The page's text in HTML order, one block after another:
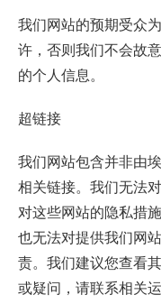
我们网站的预期受众
许，否则我们不会故
的个人信息。
超链接
我们网站包含并非由
相关链接。我们无法
对这些网站的隐私措
也无法对提供我们网
责。我们建议您查看
或疑问，请联系相关运